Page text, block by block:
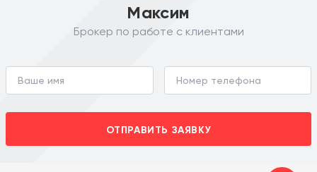
Максим
Брокер по работе с клиентами
ОТПРАВИТЬ ЗАЯВКУ